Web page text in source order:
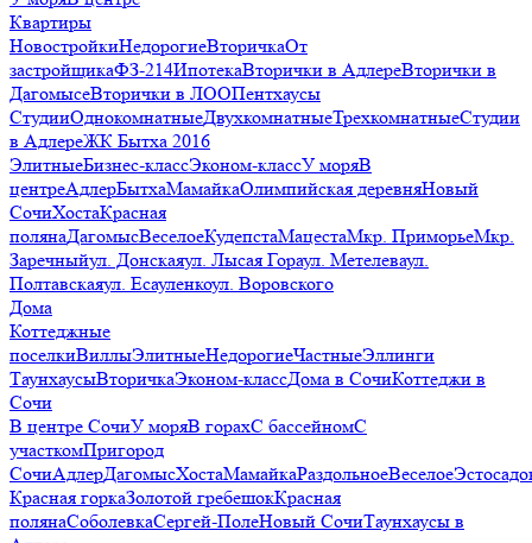
Квартиры
НовостройкиНедорогиеВторичкаОт
застройщикаФЗ-214ИпотекаВторички в АдлереВторички в
ДагомысеВторички в ЛООПентхаусы
СтудииОднокомнатныеДвухкомнатныеТрехкомнатныеСтудии
в АдлереЖК Бытха 2016
ЭлитныеБизнес-классЭконом-классУ моряВ
центреАдлерБытхаМамайкаОлимпийская деревняНовый
СочиХостаКрасная
полянаДагомысВеселоеКудепстаМацестаМкр. ПриморьеМкр.
Заречныйул. Донскаяул. Лысая Гораул. Метелеваул.
Полтавскаяул. Есауленкоул. Воровского
Дома
Коттеджные
поселкиВиллыЭлитныеНедорогиеЧастныеЭллинги
ТаунхаусыВторичкаЭконом-классДома в СочиКоттеджи в
Сочи
В центре СочиУ моряВ горахС бассейномС
участкомПригород
СочиАдлерДагомысХостаМамайкаРаздольноеВеселое
Красная горкаЗолотой гребешокКрасная
полянаСоболевкаСергей-ПолеНовый СочиТаунхаусы в